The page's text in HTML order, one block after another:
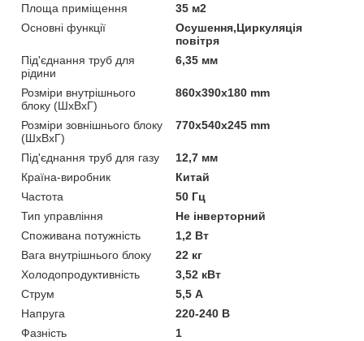
Площа приміщення
35 м2
Основні функції
Осушення,Циркуляція
повітря
Під'єднання труб для
рідини
6,35 мм
Розміри внутрішнього
блоку (ШхВхГ)
860x390x180 mm
Розміри зовнішнього блоку
(ШхВхГ)
770x540x245 mm
Під'єднання труб для газу
12,7 мм
Країна-виробник
Китай
Частота
50 Гц
Тип управління
Не інверторний
Споживана потужність
1,2 Вт
Вага внутрішнього блоку
22 кг
Холодопродуктивність
3,52 кВт
Струм
5,5 А
Напруга
220-240 В
Фазність
1